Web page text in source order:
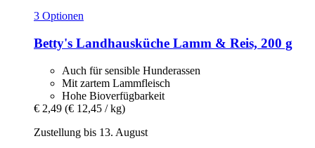
3 Optionen
Betty's Landhausküche Lamm & Reis, 200 g
Auch für sensible Hunderassen
Mit zartem Lammfleisch
Hohe Bioverfügbarkeit
€ 2,49 (€ 12,45 / kg)
Zustellung bis 13. August